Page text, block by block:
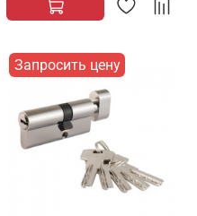
Запросить цену